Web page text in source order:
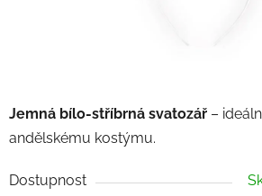
Jemná bílo-stříbrná svatozář –
andělskému kostýmu.
Dostupnost